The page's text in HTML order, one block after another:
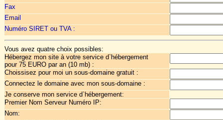
Fax
Email
Numéro SIRET ou TVA :
Vous avez quatre choix possibles:
Hébergez mon site à votre service d`hébergement
pour 75 EURO par an (10 mb) :
Choissisez pour moi un sous-domaine gratuit :
Connectez le domaine avec mon sous-domaine :
Je conserve mon service d`hébergement:
Premier Nom Serveur Numéro IP:
Nom: